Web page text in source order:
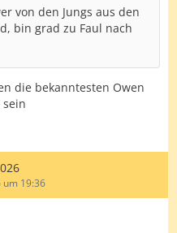
von den Jungs aus den
bin grad zu Faul nach
die bekanntesten Owen
sein
um 19:36